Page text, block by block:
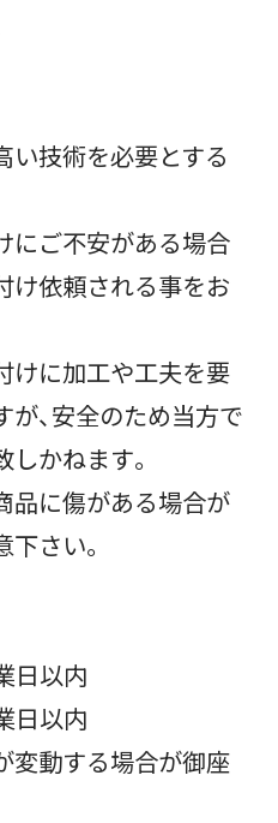
い技術を必要とする
にご不安がある場合
け依頼される事をお
けに加工や工夫を要
、安全のため当方で
かねます。
品に傷がある場合が
さい。
日以内
日以内
変動する場合が御座